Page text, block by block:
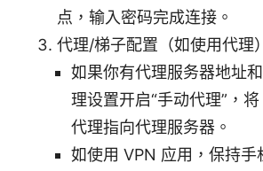
点，输入密码完成连接。
代理/梯子配置（如使用代理
如果你有代理服务器地址
理设置开启“手动代理”，
代理指向代理服务器。
如使用 VPN 应用，保持手